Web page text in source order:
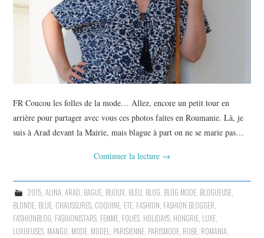
FR Coucou les folles de la mode… Allez, encore un petit tour en
arrière pour partager avec vous ces photos faites en Roumanie. Là, je
suis à Arad devant la Mairie, mais blague à part on ne se marie pas…
Continuer la lecture →
2015, ALINA, ARAD, BAGUE, BIJOUX, BLEU, BLOG, BLOG MODE, BLOGUEUSE,
BLONDE, BLUE, CHAUSSURES, COQUINE, ETE, FASHION, FASHION BLOGGER,
FASHIONBLOG, FASHIONISTARS, FEMME, FOLIES, HOLIDAYS, HONGRIE, LUXE,
LUXUEUSES, MANGO, MODE, MODEL, PARISIENNE, PARISMODE, ROBE, ROMANIA,